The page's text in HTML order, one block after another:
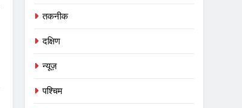
तकनीक
दक्षिण
न्यूज़
पश्चिम